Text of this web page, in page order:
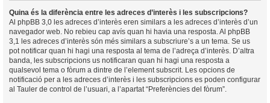
Quina és la diferència entre les adreces d’interès i les subscripcions?
Al phpBB 3,0 les adreces d’interès eren similars a les adreces d’interès d’un
navegador web. No rebieu cap avís quan hi havia una resposta. Al phpBB
3,1 les adreces d’interès són més similars a subscriure’s a un tema. Se us
pot notificar quan hi hagi una resposta al tema de l’adreça d’interès. D’altra
banda, les subscripcions us notificaran quan hi hagi una resposta a
qualsevol tema o fòrum a dintre de l’element subscrit. Les opcions de
notificació per a les adreces d’interès i les subscripcions es poden configurar
al Tauler de control de l’usuari, a l’apartat “Preferències del fòrum”.